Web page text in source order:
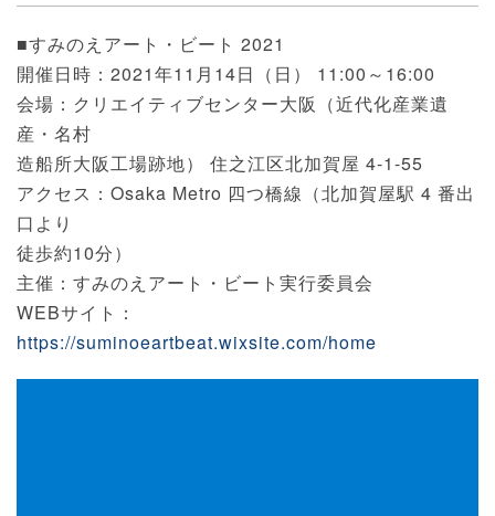
■すみのえアート・ビート 2021
開催日時：2021年11月14日（日） 11:00～16:00
会場：クリエイティブセンター大阪（近代化産業遺
産・名村
造船所大阪工場跡地） 住之江区北加賀屋 4-1-55
アクセス：Osaka Metro 四つ橋線（北加賀屋駅 4 番出
口より
徒歩約10分）
主催：すみのえアート・ビート実行委員会
WEBサイト：
https://suminoeartbeat.wixsite.com/home